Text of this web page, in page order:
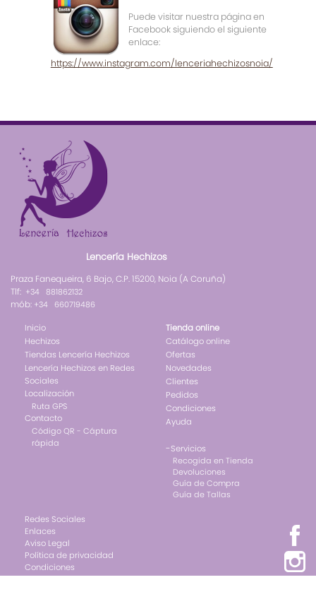
Puede visitar nuestra página en
Facebook siguiendo el siguiente
enlace:
https://www.instagram.com/lenceriahechizosnoia/
Lencería Hechizos
Praza Fanequeira, 6 Bajo, C.P. 15200, Noia (A Coruña)
Tlf: +34 881862132
mób: +34 660719486
Inicio
Hechizos
Tiendas Lencería Hechizos
Lencería Hechizos en Redes
Sociales
Localización
Ruta GPS
Contacto
Código QR - Cáptura
rápida
Tienda online
Catálogo online
Ofertas
Novedades
Clientes
Pedidos
Condiciones
Ayuda
-Servicios
Recogida en Tienda
Devoluciones
Guía de Compra
Guía de Tallas
Redes Sociales
Enlaces
Aviso Legal
Política de privacidad
Condiciones
Cookies